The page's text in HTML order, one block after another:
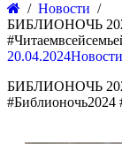
Новости
БИБЛИОНОЧЬ
20.04.2024Новости
БИБЛИОНОЧЬ
#Библионочь2024